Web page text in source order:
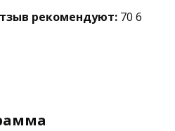
рекомендуют: 70 6